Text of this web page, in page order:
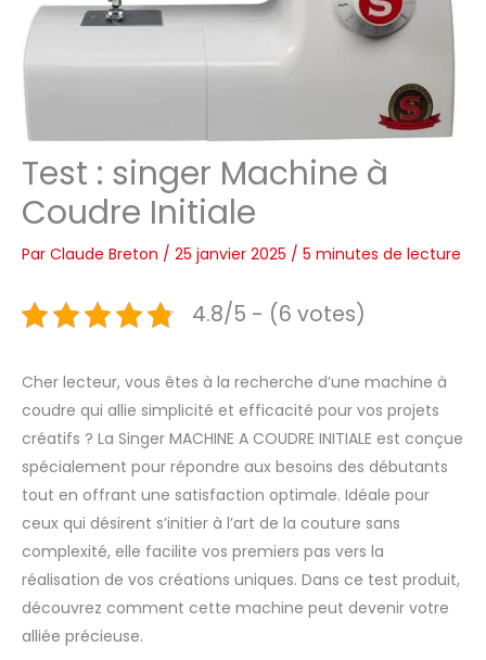
Test : singer Machine à
Coudre Initiale
Par Claude Breton / 25 janvier 2025 / 5 minutes de lecture
4.8/5 - (6 votes)
Cher lecteur, vous êtes à la recherche d’une machine à
coudre qui allie simplicité et efficacité pour vos projets
créatifs ? La Singer MACHINE A COUDRE INITIALE est conçue
spécialement pour répondre aux besoins des débutants
tout en offrant une satisfaction optimale. Idéale pour
ceux qui désirent s’initier à l’art de la couture sans
complexité, elle facilite vos premiers pas vers la
réalisation de vos créations uniques. Dans ce test produit,
découvrez comment cette machine peut devenir votre
alliée précieuse.